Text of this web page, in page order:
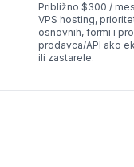
Približno $300 /
VPS hosting,
osnovnih, formi i
prodavca/API ako
ili zastarele.